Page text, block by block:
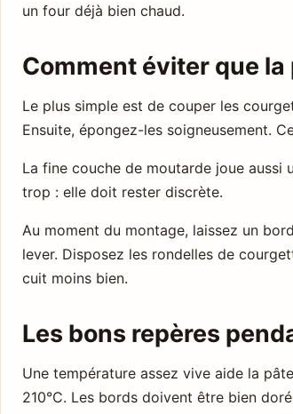
un four déjà bien chaud.
Comment éviter que
Le plus simple est de couper les
Ensuite, épongez-les soigneusement.
La fine couche de moutarde joue aussi
trop : elle doit rester discrète.
Au moment du montage, laissez un
lever. Disposez les rondelles de
cuit moins bien.
Les bons repères
Une température assez vive aide la
210°C. Les bords doivent être bien